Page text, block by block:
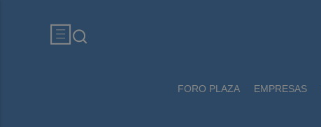
FORO PLAZA EMPRESAS